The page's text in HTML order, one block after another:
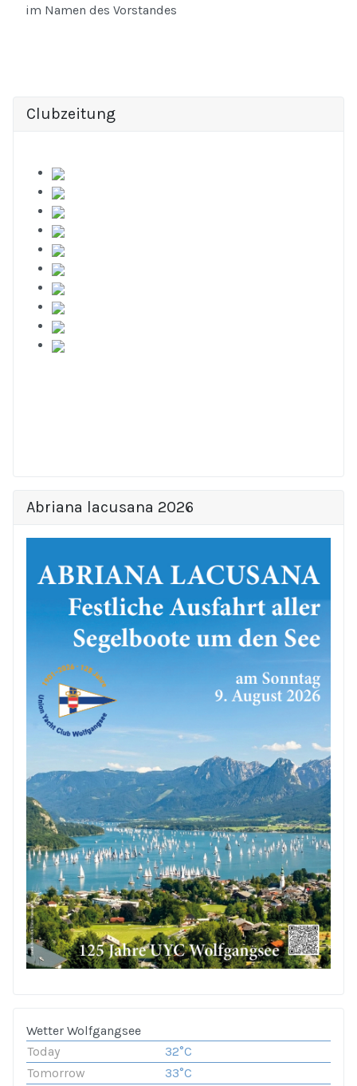
im Namen des Vorstandes
Clubzeitung
Abriana lacusana 2026
Wetter Wolfgangsee
Today
32°C
Tomorrow
33°C